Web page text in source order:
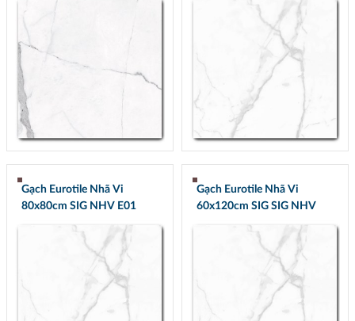
Gạch Eurotile Nhã Vi
80x80cm SIG NHV E01
Gạch Eurotile Nhã Vi
60x120cm SIG SIG NHV